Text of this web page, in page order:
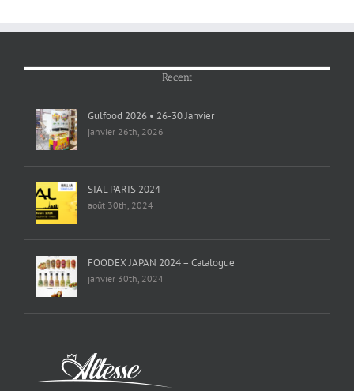
Recent
Gulfood 2026 • 26-30 Janvier
janvier 26th, 2026
SIAL PARIS 2024
août 30th, 2024
FOODEX JAPAN 2024 – Catalogue
janvier 30th, 2024